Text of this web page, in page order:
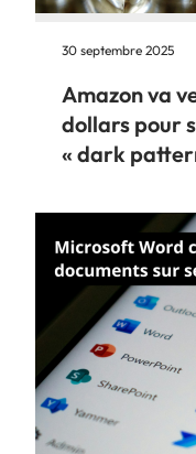
30 septembre 2025
Amazon va
dollars pour
« dark